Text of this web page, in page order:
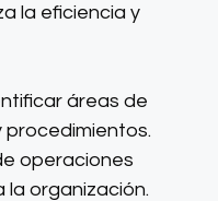
la eficiencia y
áreas de
procedimientos.
operaciones
organización.